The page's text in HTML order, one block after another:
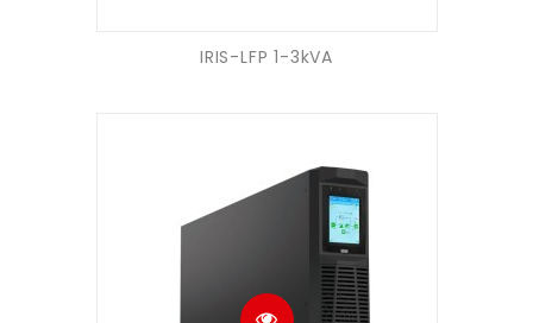
IRIS-LFP 1-3kVA